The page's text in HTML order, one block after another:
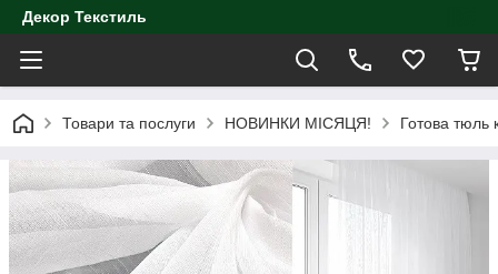
Декор Текстиль
Товари та послуги НОВИНКИ МІСЯЦЯ! Готова тюль